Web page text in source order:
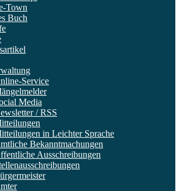
Town
Buch
Service
Media
/ RSS
in Leichter Sprache
Bekanntmachungen
Ausschreibungen